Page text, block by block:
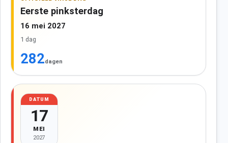
Eerste pinksterdag
16 mei 2027
1 dag
282dagen
DATUM
17
MEI
2027